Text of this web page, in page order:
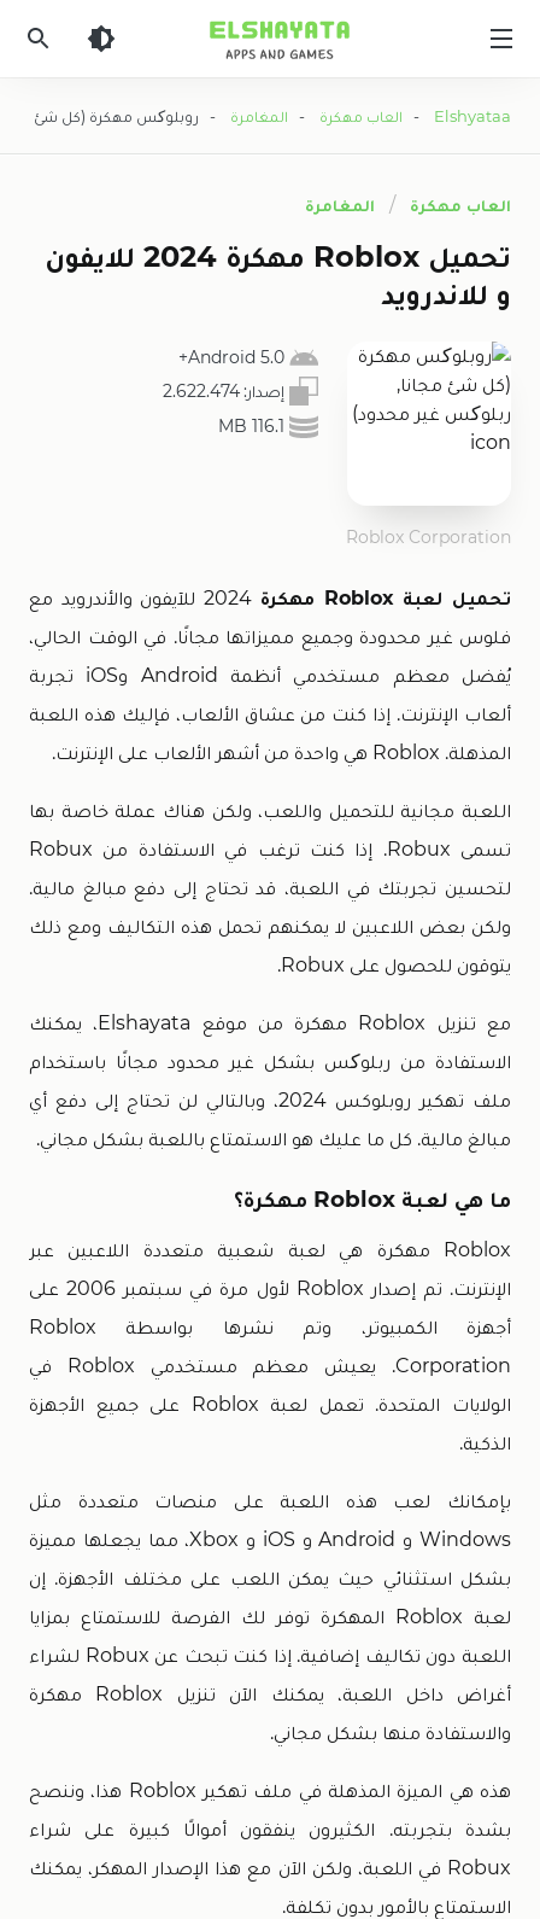
Elshyataa
- العاب مهكرة - المغامرة - روبلوکس مهكرة (كل شئ
العاب مهكرة المغامرة
تحميل Roblox مهكرة 2024 للايفون
و للاندرويد
Android 5.0+
إصدار:2.622.474
116.1 MB
Roblox Corporation
تحميل لعبة Roblox مهكرة
2024 للآيفون والأندرويد مع
فلوس غير محدودة وجميع مميزاتها مجانًا. في الوقت الحالي،
يُفضل معظم مستخدمي أنظمة Android وiOS تجربة
ألعاب الإنترنت. إذا كنت من عشاق الألعاب، فإليك هذه اللعبة
المذهلة. Roblox هي واحدة من أشهر الألعاب على الإنترنت.
اللعبة مجانية للتحميل واللعب، ولكن هناك عملة خاصة بها
تسمى Robux. إذا كنت ترغب في الاستفادة من Robux
لتحسين تجربتك في اللعبة، قد تحتاج إلى دفع مبالغ مالية.
ولكن بعض اللاعبين لا يمكنهم تحمل هذه التكاليف ومع ذلك
يتوقون للحصول على Robux.
مع تنزيل Roblox مهكرة من موقع Elshayata، يمكنك
الاستفادة من ربلوکس بشكل غير محدود مجانًا باستخدام
ملف تهكير روبلوكس 2024، وبالتالي لن تحتاج إلى دفع أي
مبالغ مالية. كل ما عليك هو الاستمتاع باللعبة بشكل مجاني.
ما هي لعبة Roblox مهكرة؟
Roblox مهكرة هي لعبة شعبية متعددة اللاعبين عبر
الإنترنت. تم إصدار Roblox لأول مرة في سبتمبر 2006 على
أجهزة الكمبيوتر، وتم نشرها بواسطة Roblox
Corporation. يعيش معظم مستخدمي Roblox في
الولايات المتحدة. تعمل لعبة Roblox على جميع الأجهزة
الذكية.
بإمكانك لعب هذه اللعبة على منصات متعددة مثل
Windows و Android و iOS و Xbox، مما يجعلها مميزة
بشكل استثنائي حيث يمكن اللعب على مختلف الأجهزة. إن
لعبة Roblox المهكرة توفر لك الفرصة للاستمتاع بمزايا
اللعبة دون تكاليف إضافية. إذا كنت تبحث عن Robux لشراء
أغراض داخل اللعبة، يمكنك الآن تنزيل Roblox مهكرة
والاستفادة منها بشكل مجاني.
هذه هي الميزة المذهلة في ملف تهكير Roblox هذا، وننصح
بشدة بتجربته. الكثيرون ينفقون أموالًا كبيرة على شراء
Robux في اللعبة، ولكن الآن مع هذا الإصدار المهكر، يمكنك
الاستمتاع بالأمور بدون تكلفة.